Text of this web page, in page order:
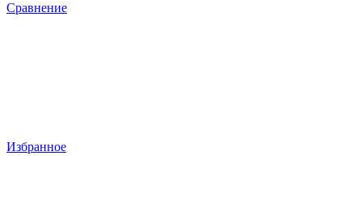
Сравнение
Избранное